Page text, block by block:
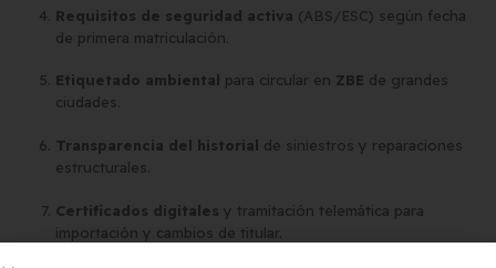
Requisitos de seguridad activa (ABS/ESC) según fecha
de primera matriculación.
Etiquetado ambiental para circular en ZBE de grandes
ciudades.
Transparencia del historial de siniestros y reparaciones
estructurales.
Certificados digitales y tramitación telemática para
importación y cambios de titular.